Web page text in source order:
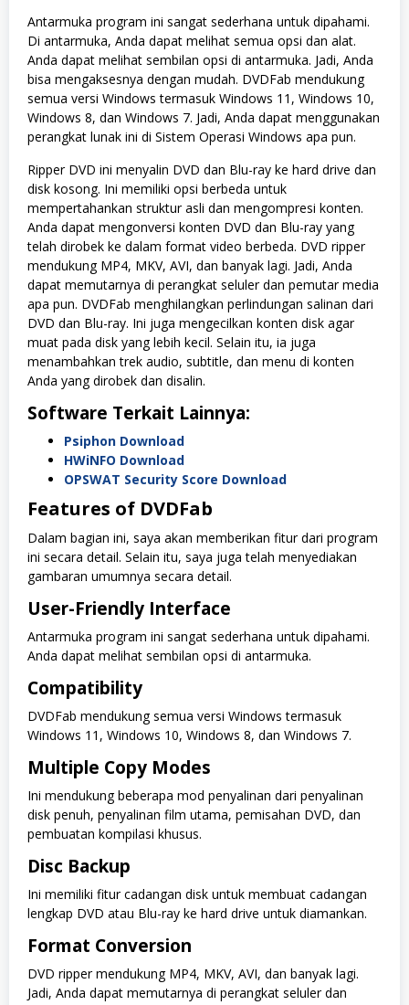
Antarmuka program ini sangat sederhana untuk dipahami.
Di antarmuka, Anda dapat melihat semua opsi dan alat.
Anda dapat melihat sembilan opsi di antarmuka. Jadi, Anda
bisa mengaksesnya dengan mudah. DVDFab mendukung
semua versi Windows termasuk Windows 11, Windows 10,
Windows 8, dan Windows 7. Jadi, Anda dapat menggunakan
perangkat lunak ini di Sistem Operasi Windows apa pun.
Ripper DVD ini menyalin DVD dan Blu-ray ke hard drive dan
disk kosong. Ini memiliki opsi berbeda untuk
mempertahankan struktur asli dan mengompresi konten.
Anda dapat mengonversi konten DVD dan Blu-ray yang
telah dirobek ke dalam format video berbeda. DVD ripper
mendukung MP4, MKV, AVI, dan banyak lagi. Jadi, Anda
dapat memutarnya di perangkat seluler dan pemutar media
apa pun. DVDFab menghilangkan perlindungan salinan dari
DVD dan Blu-ray. Ini juga mengecilkan konten disk agar
muat pada disk yang lebih kecil. Selain itu, ia juga
menambahkan trek audio, subtitle, dan menu di konten
Anda yang dirobek dan disalin.
Software Terkait Lainnya:
Psiphon Download
HWiNFO Download
OPSWAT Security Score Download
Features of DVDFab
Dalam bagian ini, saya akan memberikan fitur dari program
ini secara detail. Selain itu, saya juga telah menyediakan
gambaran umumnya secara detail.
User-Friendly Interface
Antarmuka program ini sangat sederhana untuk dipahami.
Anda dapat melihat sembilan opsi di antarmuka.
Compatibility
DVDFab mendukung semua versi Windows termasuk
Windows 11, Windows 10, Windows 8, dan Windows 7.
Multiple Copy Modes
Ini mendukung beberapa mod penyalinan dari penyalinan
disk penuh, penyalinan film utama, pemisahan DVD, dan
pembuatan kompilasi khusus.
Disc Backup
Ini memiliki fitur cadangan disk untuk membuat cadangan
lengkap DVD atau Blu-ray ke hard drive untuk diamankan.
Format Conversion
DVD ripper mendukung MP4, MKV, AVI, dan banyak lagi.
Jadi, Anda dapat memutarnya di perangkat seluler dan